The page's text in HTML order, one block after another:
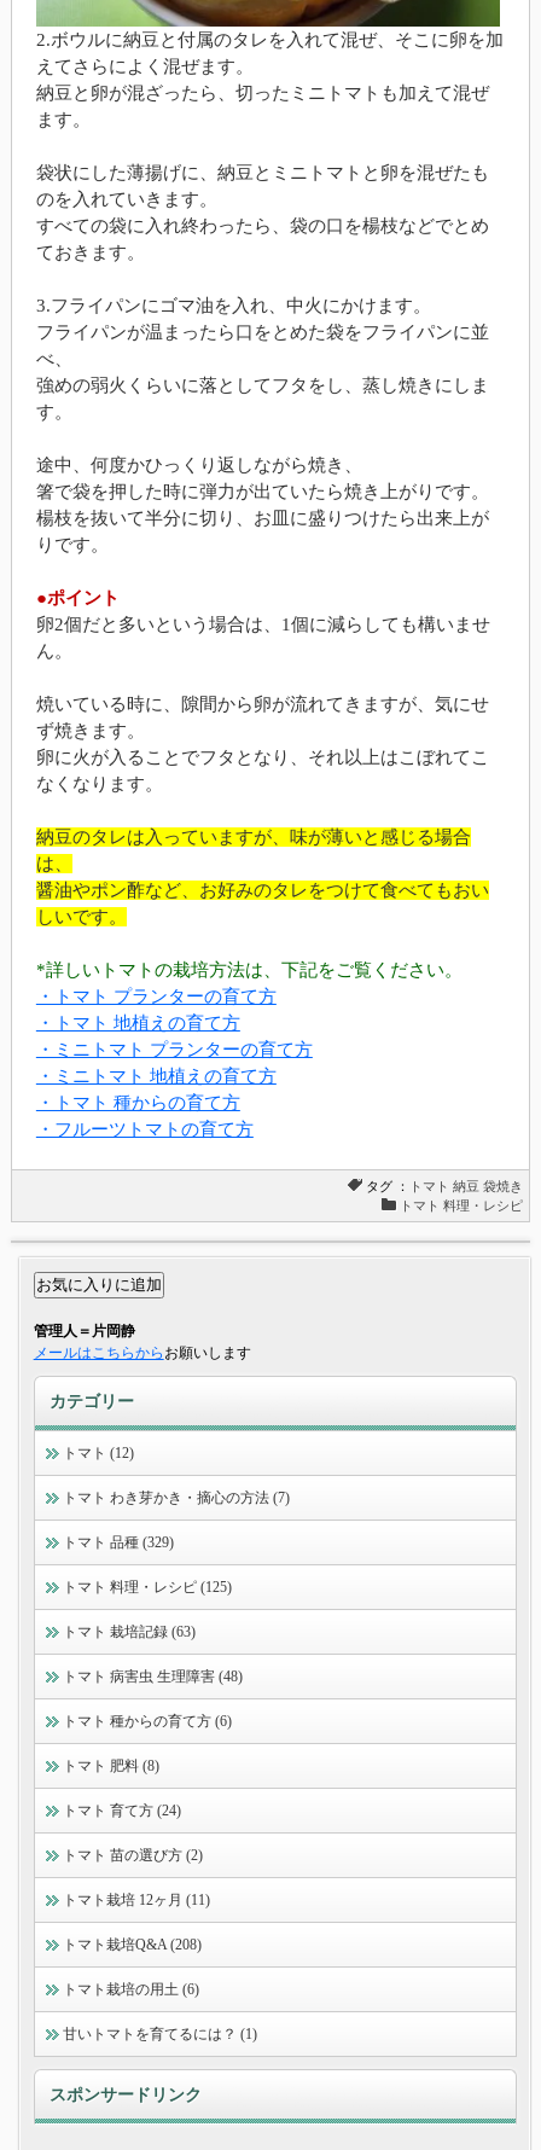
2.ボウルに納豆と付属のタレを入れて混ぜ、そこに卵を加
えてさらによく混ぜます。
納豆と卵が混ざったら、切ったミニトマトも加えて混ぜ
ます。
袋状にした薄揚げに、納豆とミニトマトと卵を混ぜたも
のを入れていきます。
すべての袋に入れ終わったら、袋の口を楊枝などでとめ
ておきます。
3.フライパンにゴマ油を入れ、中火にかけます。
フライパンが温まったら口をとめた袋をフライパンに並
べ、
強めの弱火くらいに落としてフタをし、蒸し焼きにしま
す。
途中、何度かひっくり返しながら焼き、
箸で袋を押した時に弾力が出ていたら焼き上がりです。
楊枝を抜いて半分に切り、お皿に盛りつけたら出来上が
りです。
●ポイント
卵2個だと多いという場合は、1個に減らしても構いませ
ん。
焼いている時に、隙間から卵が流れてきますが、気にせ
ず焼きます。
卵に火が入ることでフタとなり、それ以上はこぼれてこ
なくなります。
納豆のタレは入っていますが、味が薄いと感じる場合
は、
醤油やポン酢など、お好みのタレをつけて食べてもおい
しいです。
*詳しいトマトの栽培方法は、下記をご覧ください。
・トマト プランターの育て方
・トマト 地植えの育て方
・ミニトマト プランターの育て方
・ミニトマト 地植えの育て方
・トマト 種からの育て方
・フルーツトマトの育て方
タグ ： トマト 納豆 袋焼き
トマト 料理・レシピ
管理人＝片岡静
メールはこちらから お願いします
カテゴリー
トマト (12)
トマト わき芽かき・摘心の方法 (7)
トマト 品種 (329)
トマト 料理・レシピ (125)
トマト 栽培記録 (63)
トマト 病害虫 生理障害 (48)
トマト 種からの育て方 (6)
トマト 肥料 (8)
トマト 育て方 (24)
トマト 苗の選び方 (2)
トマト栽培 12ヶ月 (11)
トマト栽培Q&A (208)
トマト栽培の用土 (6)
甘いトマトを育てるには？ (1)
スポンサードリンク